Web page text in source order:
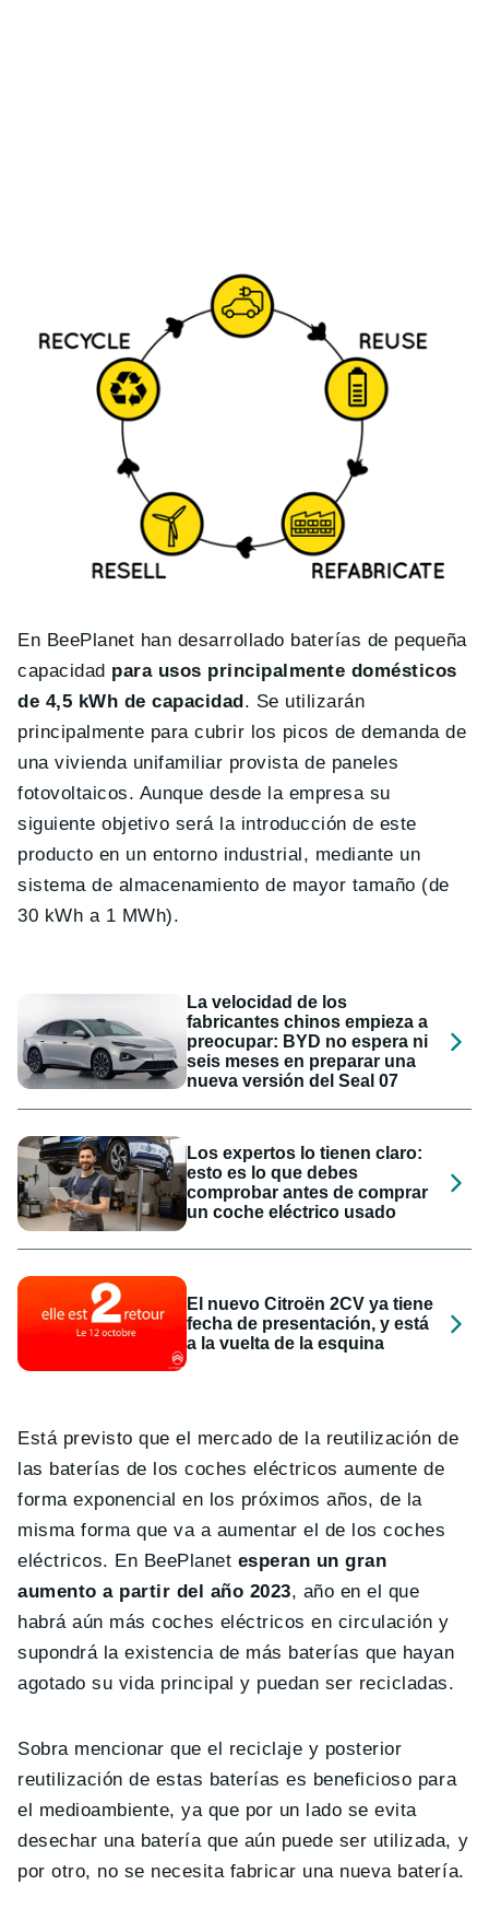
En BeePlanet han desarrollado baterías de pequeña
capacidad para usos principalmente domésticos
de 4,5 kWh de capacidad. Se utilizarán
principalmente para cubrir los picos de demanda de
una vivienda unifamiliar provista de paneles
fotovoltaicos. Aunque desde la empresa su
siguiente objetivo será la introducción de este
producto en un entorno industrial, mediante un
sistema de almacenamiento de mayor tamaño (de
30 kWh a 1 MWh).
La velocidad de los
fabricantes chinos empieza a
preocupar: BYD no espera ni
seis meses en preparar una
nueva versión del Seal 07
Los expertos lo tienen claro:
esto es lo que debes
comprobar antes de comprar
un coche eléctrico usado
El nuevo Citroën 2CV ya tiene
fecha de presentación, y está
a la vuelta de la esquina
Está previsto que el mercado de la reutilización de
las baterías de los coches eléctricos aumente de
forma exponencial en los próximos años, de la
misma forma que va a aumentar el de los coches
eléctricos. En BeePlanet esperan un gran
aumento a partir del año 2023, año en el que
habrá aún más coches eléctricos en circulación y
supondrá la existencia de más baterías que hayan
agotado su vida principal y puedan ser recicladas.
Sobra mencionar que el reciclaje y posterior
reutilización de estas baterías es beneficioso para
el medioambiente, ya que por un lado se evita
desechar una batería que aún puede ser utilizada, y
por otro, no se necesita fabricar una nueva batería.